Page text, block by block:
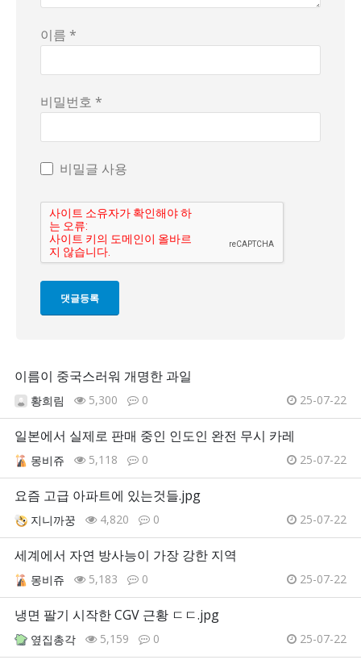
이름 *
비밀번호 *
비밀글 사용
이름이 중국스러워 개명한 과일
황희림 5,300 0 25-07-22
일본에서 실제로 판매 중인 인도인 완전 무시 카레
몽비쥬 5,118 0 25-07-22
요즘 고급 아파트에 있는것들.jpg
지니까꿍 4,820 0 25-07-22
세계에서 자연 방사능이 가장 강한 지역
몽비쥬 5,183 0 25-07-22
냉면 팔기 시작한 CGV 근황 ㄷㄷ.jpg
옆집총각 5,159 0 25-07-22